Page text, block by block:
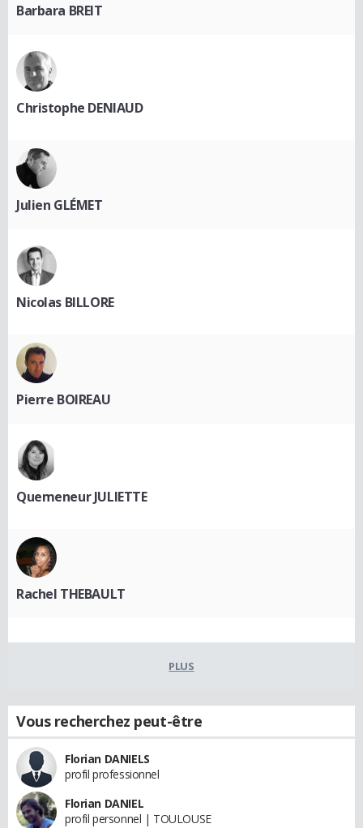
Barbara BREIT
Christophe DENIAUD
Julien GLÉMET
Nicolas BILLORE
Pierre BOIREAU
Quemeneur JULIETTE
Rachel THEBAULT
PLUS
Vous recherchez peut-être
Florian DANIELS
profil professionnel
Florian DANIEL
profil personnel | TOULOUSE